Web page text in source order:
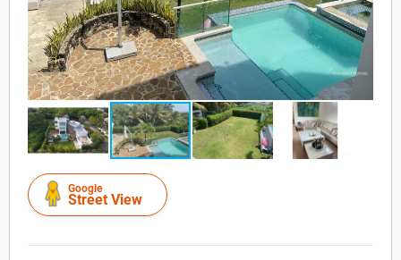
Google
Street View